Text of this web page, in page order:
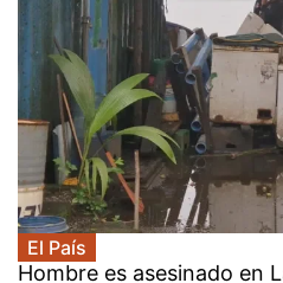
El País
Hombre es asesinado en